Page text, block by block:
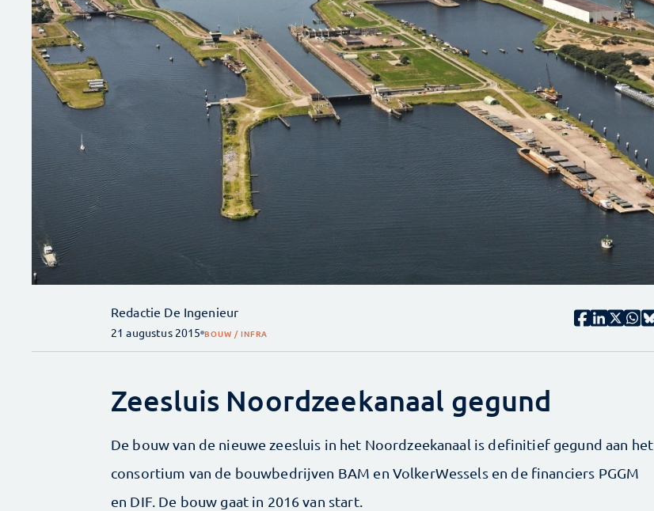
Redactie De Ingenieur
21 augustus 2015 BOUW / INFRA
Zeesluis Noordzeekanaal gegund
De bouw van de nieuwe zeesluis in het Noordzeekanaal is definitief gegund aan het
consortium van de bouwbedrijven BAM en VolkerWessels en de financiers PGGM
en DIF. De bouw gaat in 2016 van start.